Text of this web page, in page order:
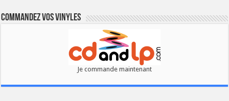
Commandez vos vinyles
Je commande maintenant